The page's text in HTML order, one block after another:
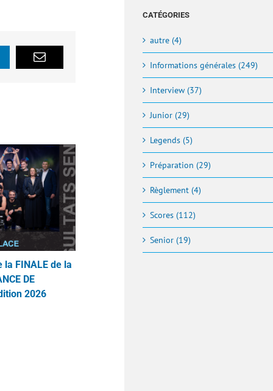
Email
la FINALE de la
DE
2026
CATÉGORIES
autre (4)
Informations générales (249)
Interview (37)
Junior (29)
Legends (5)
Préparation (29)
Règlement (4)
Scores (112)
Senior (19)